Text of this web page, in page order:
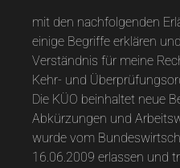
mit den nachfolgenden
einige Begriffe erklären
Verständnis für meine
Kehr- und
Die KÜO beinhaltet neue
Abkürzungen und
wurde vom
16.06.2009 erlassen und